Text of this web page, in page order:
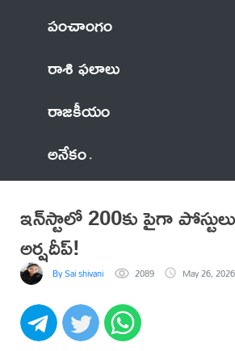
పంచాంగం
రాశి ఫలాలు
రాజకీయం
అనేకం
ఇన్‌స్టాలో 200కు పైగా
అర్ష‌దీప్!
By Sai shivani 2089 May 26,